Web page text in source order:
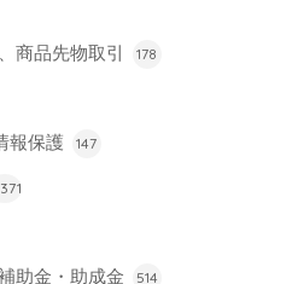
商品先物取引 178
報保護 147
助金・助成金 514